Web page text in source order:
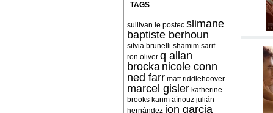
TAGS
sullivan le postec slimane
baptiste berhoun
silvia brunelli shamim sarif
ron oliver q allan
brocka nicole conn
ned farr matt riddlehoover
marcel gisler katherine
brooks karim aïnouz julián
hernández jon garcia